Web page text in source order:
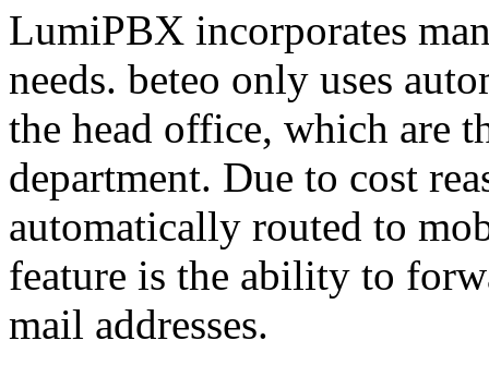
LumiPBX incorporates
needs. beteo only uses
the head office, which are
department. Due to cost
automatically routed to
feature is the ability to
mail addresses.